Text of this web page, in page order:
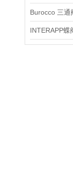
Burocco 三通